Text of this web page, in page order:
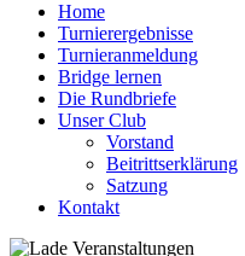
Home
Turnierergebnisse
Turnieranmeldung
Bridge lernen
Die Rundbriefe
Unser Club
Vorstand
Beitrittserklärung
Satzung
Kontakt